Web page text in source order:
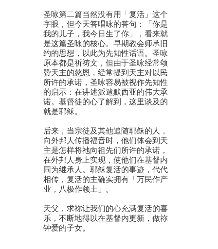
圣咏第二篇当然没有用「复活」这个
字眼，但今天答唱咏的答句：「你是
我的儿子，我今日生了你」，看来就
是这篇圣咏的核心。早期教会师承旧
约的思想，以此为先知性话语。圣咏
原本都是祈祷文，但由于圣咏经常颂
赞天主的慈恩，经常提到天主对以民
所许的承诺，圣咏容易被视作先知性
的启示：在讲述派遣默西亚的伟大承
诺。基督徒的心了解到，这里谈及的
就是耶稣。
后来，当宗徒及其他追随耶稣的人，
向外邦人传播福音时，他们体会到天
主是怎样将祂向祖先们所许的承诺，
在外邦人身上实现，使他们在基督内
同为继承人。耶稣复活的事迹，代代
相传，复活的主确实拥有「万民作产
业，八极作领土」。
天父，求祢让我们的心充满复活的喜
乐，不断地得以在基督内更新，做祢
钟爱的子女。